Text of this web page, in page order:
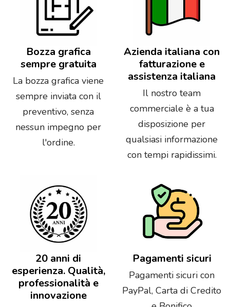
Bozza grafica
sempre gratuita
La bozza grafica viene
sempre inviata con il
preventivo, senza
nessun impegno per
l'ordine.
Azienda italiana con
fatturazione e
assistenza italiana
Il nostro team
commerciale è a tua
disposizione per
qualsiasi informazione
con tempi rapidissimi.
20 anni di
esperienza. Qualità,
professionalità e
innovazione
Pagamenti sicuri
Pagamenti sicuri con
PayPal, Carta di Credito